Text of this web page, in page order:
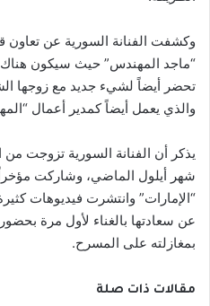
وكشفت الفنانة السورية عن تعاون
“ماجد المهندس” حيث سيكون هناك
تحضر أيضاً لشيء جديد مع زوجها
والذي يعمل أيضاً كمدير أعمال
يذكر أن الفنانة السورية تزوجت
شهر أيلول الماضي، وشاركت
“الإمارات” وانتشرت فيديوهات
عن سعادتها بالغناء لأول مرة
بمغازلته على المسرح.
مقالات ذات صلة